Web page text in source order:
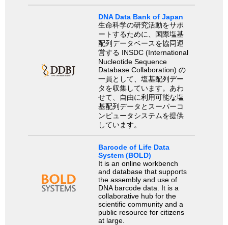
DNA Data Bank of Japan
生命科学の研究活動をサポ
ートするために、国際塩基
配列データベースを協同運
営する INSDC (International
Nucleotide Sequence
Database Collaboration) の
一員として、塩基配列デー
タを収集しています。あわ
せて、自由に利用可能な塩
基配列データとスーパーコ
ンピュータシステムを提供
しています。
Barcode of Life Data
System (BOLD)
It is an online workbench
and database that supports
the assembly and use of
DNA barcode data. It is a
collaborative hub for the
scientific community and a
public resource for citizens
at large.